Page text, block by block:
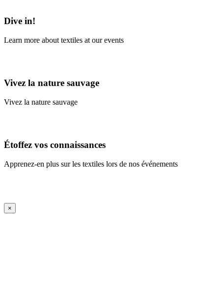
Dive in!
Learn more about textiles at our events
Vivez la nature sauvage
Vivez la nature sauvage
Étoffez vos connaissances
Apprenez-en plus sur les textiles lors de nos événements
iFrame Title
×